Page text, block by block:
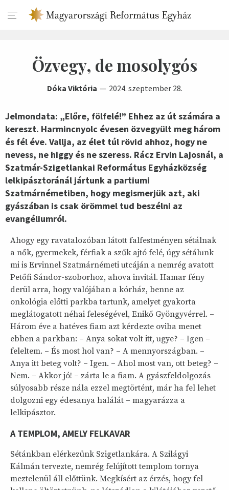
Özvegy, de mosolygós
Dóka Viktória 2024. szeptember 28.
Jelmondata: „Előre, fölfelé!” Ehhez az út számára a
kereszt. Harmincnyolc évesen özvegyült meg három
és fél éve. Vallja, az élet túl rövid ahhoz, hogy ne
nevess, ne higgy és ne szeress. Rácz Ervin Lajosnál, a
Szatmár-Szigetlankai Református Egyházközség
lelkipásztoránál jártunk a partiumi
Szatmárnémetiben, hogy megismerjük azt, aki
gyászában is csak örömmel tud beszélni az
evangéliumról.
Ahogy egy ravatalozóban látott falfestményen sétálnak
a nők, gyermekek, férfiak a szűk ajtó felé, úgy sétálunk
mi is Ervinnel Szatmárnémeti utcáján a nemrég avatott
Petőfi Sándor-szoborhoz, ahova invitál. Hamar fény
derül arra, hogy valójában a kórház, benne az
onkológia előtti parkba tartunk, amelyet gyakorta
meglátogatott néhai feleségével, Enikő Gyöngyvérrel. –
Három éve a hatéves fiam azt kérdezte oviba menet
ebben a parkban: – Anya sokat volt itt, ugye? – Igen –
feleltem. – És most hol van? – A mennyországban. –
Anya itt beteg volt? – Igen. – Ahol most van, ott beteg? –
Nem. – Akkor jó! – zárta le a fiam. A gyászfeldolgozás
súlyosabb része nála ezzel megtörtént, már ha fel lehet
dolgozni egy édesanya halálát – magyarázza a
lelkipásztor.
A TEMPLOM, AMELY FELKAVAR
Sétánkban elérkezünk Szigetlankára. A Szilágyi
Kálmán tervezte, nemrég felújított templom tornya
meztelenül áll előttünk. Megkísért az érzés, hogy fel